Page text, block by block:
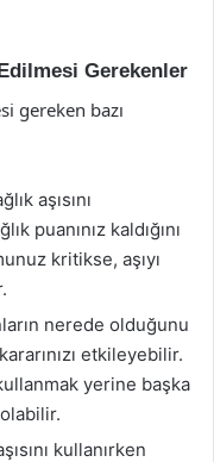
Gerekenler
gereken bazı
aşısını
puanınız kaldığını
kritikse, aşıyı
nerede olduğunu
etkileyebilir.
yerine başka
kullanırken